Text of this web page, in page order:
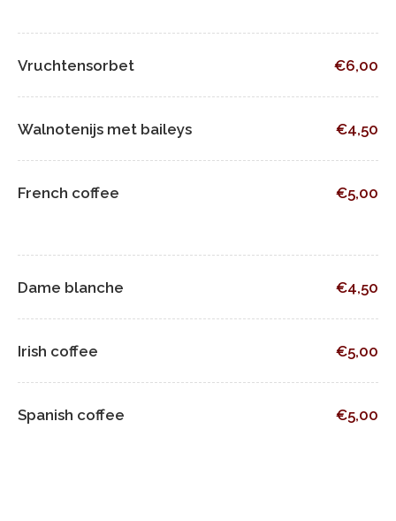
Vruchtensorbet €6,00
Walnotenijs met baileys €4,50
French coffee €5,00
Dame blanche €4,50
Irish coffee €5,00
Spanish coffee €5,00